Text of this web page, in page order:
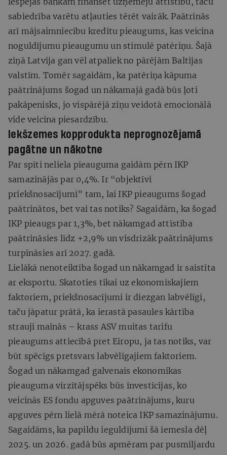
sabiedrība varētu atļauties tērēt vairāk. Paātrinās
arī mājsaimniecību kredītu pieaugums, kas veicina
noguldījumu pieaugumu un stimulē patēriņu. Šajā
ziņā Latvija gan vēl atpaliek no pārējām Baltijas
valstīm. Tomēr sagaidām, ka patēriņa kāpuma
paātrinājums šogad un nākamajā gadā būs ļoti
pakāpenisks, jo vispārējā ziņu veidotā emocionālā
vide veicina piesardzību.
Iekšzemes kopprodukta neprognozējamā
pagātne un nākotne
Par spīti neliela pieauguma gaidām pērn IKP
samazinājās par 0,4%. Ir “objektīvi
priekšnosacījumi” tam, lai IKP pieaugums šogad
paātrinātos, bet vai tas notiks? Sagaidām, ka šogad
IKP pieaugs par 1,3%, bet nākamgad attīstība
paātrināsies līdz +2,9% un visdrīzāk paātrinājums
turpināsies arī 2027. gadā.
Lielākā nenoteiktība šogad un nākamgad ir saistīta
ar eksportu. Skatoties tikai uz ekonomiskajiem
faktoriem, priekšnosacījumi ir diezgan labvēlīgi,
taču jāpatur prātā, ka ierastā pasaules kārtība
strauji mainās – krass ASV muitas tarifu
pieaugums attiecībā pret Eiropu, ja tas notiks, var
būt spēcīgs pretsvars labvēlīgajiem faktoriem.
Šogad un nākamgad galvenais ekonomikas
pieauguma virzītājspēks būs investīcijas, ko
veicinās ES fondu apguves paātrinājums, kuru
apguves pērn lielā mērā noteica IKP samazinājumu.
Sagaidāms, ka papildu ieguldījumi šā iemesla dēļ
2025. un 2026. gadā būs apmēram par pusmiljardu